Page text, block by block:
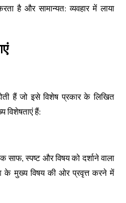
है और सामान्यत: व्यवहार में लाया
हैं जो इसे विशेष प्रकार के लिखित
विशेषताएं हैं:
साफ, स्पष्ट और विषय को दर्शाने वाला
मुख्य विषय की ओर प्रवृत्त करने में